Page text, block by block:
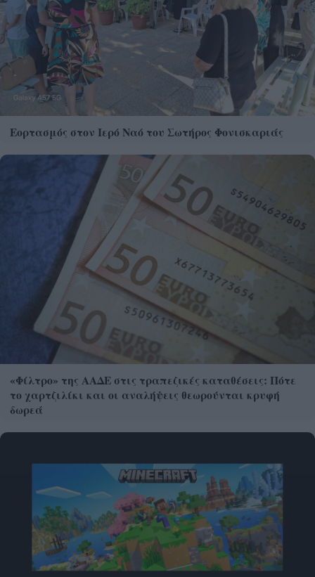
Εορτασμός στον Ιερό Ναό του Σωτήρος Φονισκαριάς
«Φίλτρο» της ΑΑΔΕ στις τραπεζικές καταθέσεις: Πότε
το χαρτζιλίκι και οι αναλήψεις θεωρούνται κρυφή
δωρεά